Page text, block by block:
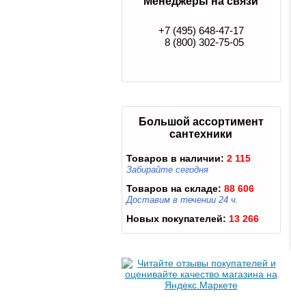
+7 (495) 648-47-17
8 (800) 302-75-05
Большой ассортимент
сантехники
Товаров в наличии: 2 115
Забирайте сегодня
Товаров на складе: 88 606
Доставим в течении 24 ч.
Новых покупателей: 13 266